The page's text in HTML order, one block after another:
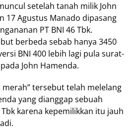
setelah tanah milik John
17 Agustus Manado dipasang
PT BNI 46 Tbk.
berbeda sebab hanya 3450
BNI 400 lebih lagi pula surat-
John Hamenda.
merah” tersebut telah melelang
yang dianggap sebuah
Tbk karena kepemilikkan itu jauh